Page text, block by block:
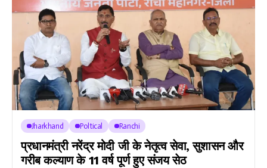
Jharkhand Poltical Ranchi
प्रधानमंत्री नरेंद्र मोदी जी के नेतृत्व सेवा, सुशासन और
गरीब कल्याण के 11 वर्ष पूर्ण हुए संजय सेठ